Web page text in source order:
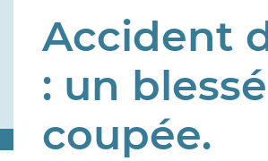
Accident
: un
coupée.